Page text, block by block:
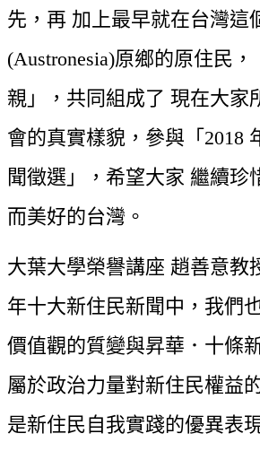
先，再 加上最早就在台灣這
(Austronesia)原鄉的原住民
親」，共同組成了 現在大家
會的真實樣貌，參與「2018
聞徵選」，希望大家 繼續珍
而美好的台灣。
大葉大學榮譽講座 趙善意教
年十大新住民新聞中，我們
價值觀的質變與昇華．十條
屬於政治力量對新住民權益
是新住民自我實踐的優異表